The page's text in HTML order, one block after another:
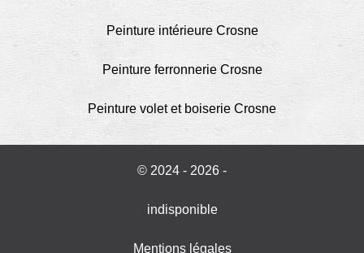
Peinture intérieure Crosne
Peinture ferronnerie Crosne
Peinture volet et boiserie Crosne
© 2024 - 2026 -
indisponible
Mentions légales